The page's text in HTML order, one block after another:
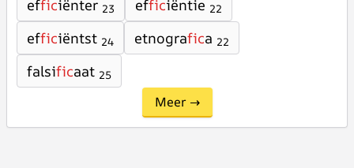
efficiënter 23 efficiëntie 22
efficiëntst 24 etnografica 22
falsificaat 25
Meer →